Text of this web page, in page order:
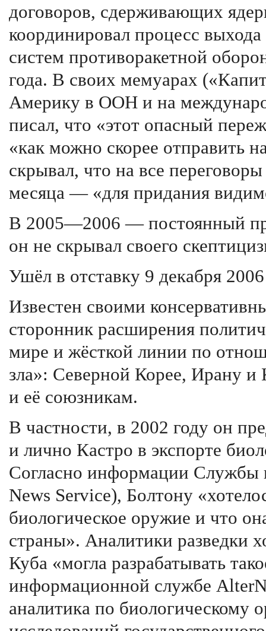
договоров, сдерживающих
координировал процесс
систем противоракетной
года. В своих мемуарах
Америку в ООН и на
писал, что «этот опасный
«как можно скорее отправить
скрывал, что на все
месяца — «для придания
В 2005—2006 — постоянный
он не скрывал своего
Ушёл в отставку 9 декабря
Известен своими
сторонник расширения
мире и жёсткой линии по
зла»: Северной Корее, Ирану
и её союзникам.
В частности, в 2002 году он
и лично Кастро в экспорте
Согласно информации Службы
News Service), Болтону
биологическое оружие и что
страны». Аналитики разведки
Куба «могла разрабатывать
информационной службе
аналитика по биологическому